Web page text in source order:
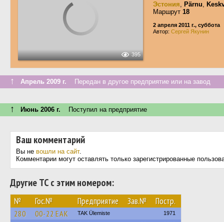
395
Эстония, Pärnu,
Маршрут 18
2 апреля 2011 г., суббота
Автор: Сергей Якунин
↑ Апрель 2009 г. Передан в другое предприятие или на завод
↑ Июнь 2006 г. Поступил на предприятие
Ваш комментарий
Вы не вошли на сайт.
Комментарии могут оставлять только зарегистрированные
Другие ТС с этим номером:
№ Гос.№ Предприятие Зав.№ Постр.
280 00-22 ЕАК TAK Ülemiste 1971